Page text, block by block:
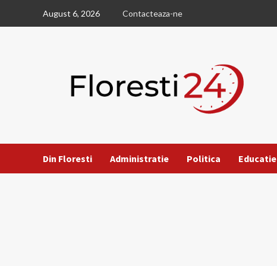
August 6, 2026 Contacteaza-ne
Din Floresti Administratie Politica Educatie